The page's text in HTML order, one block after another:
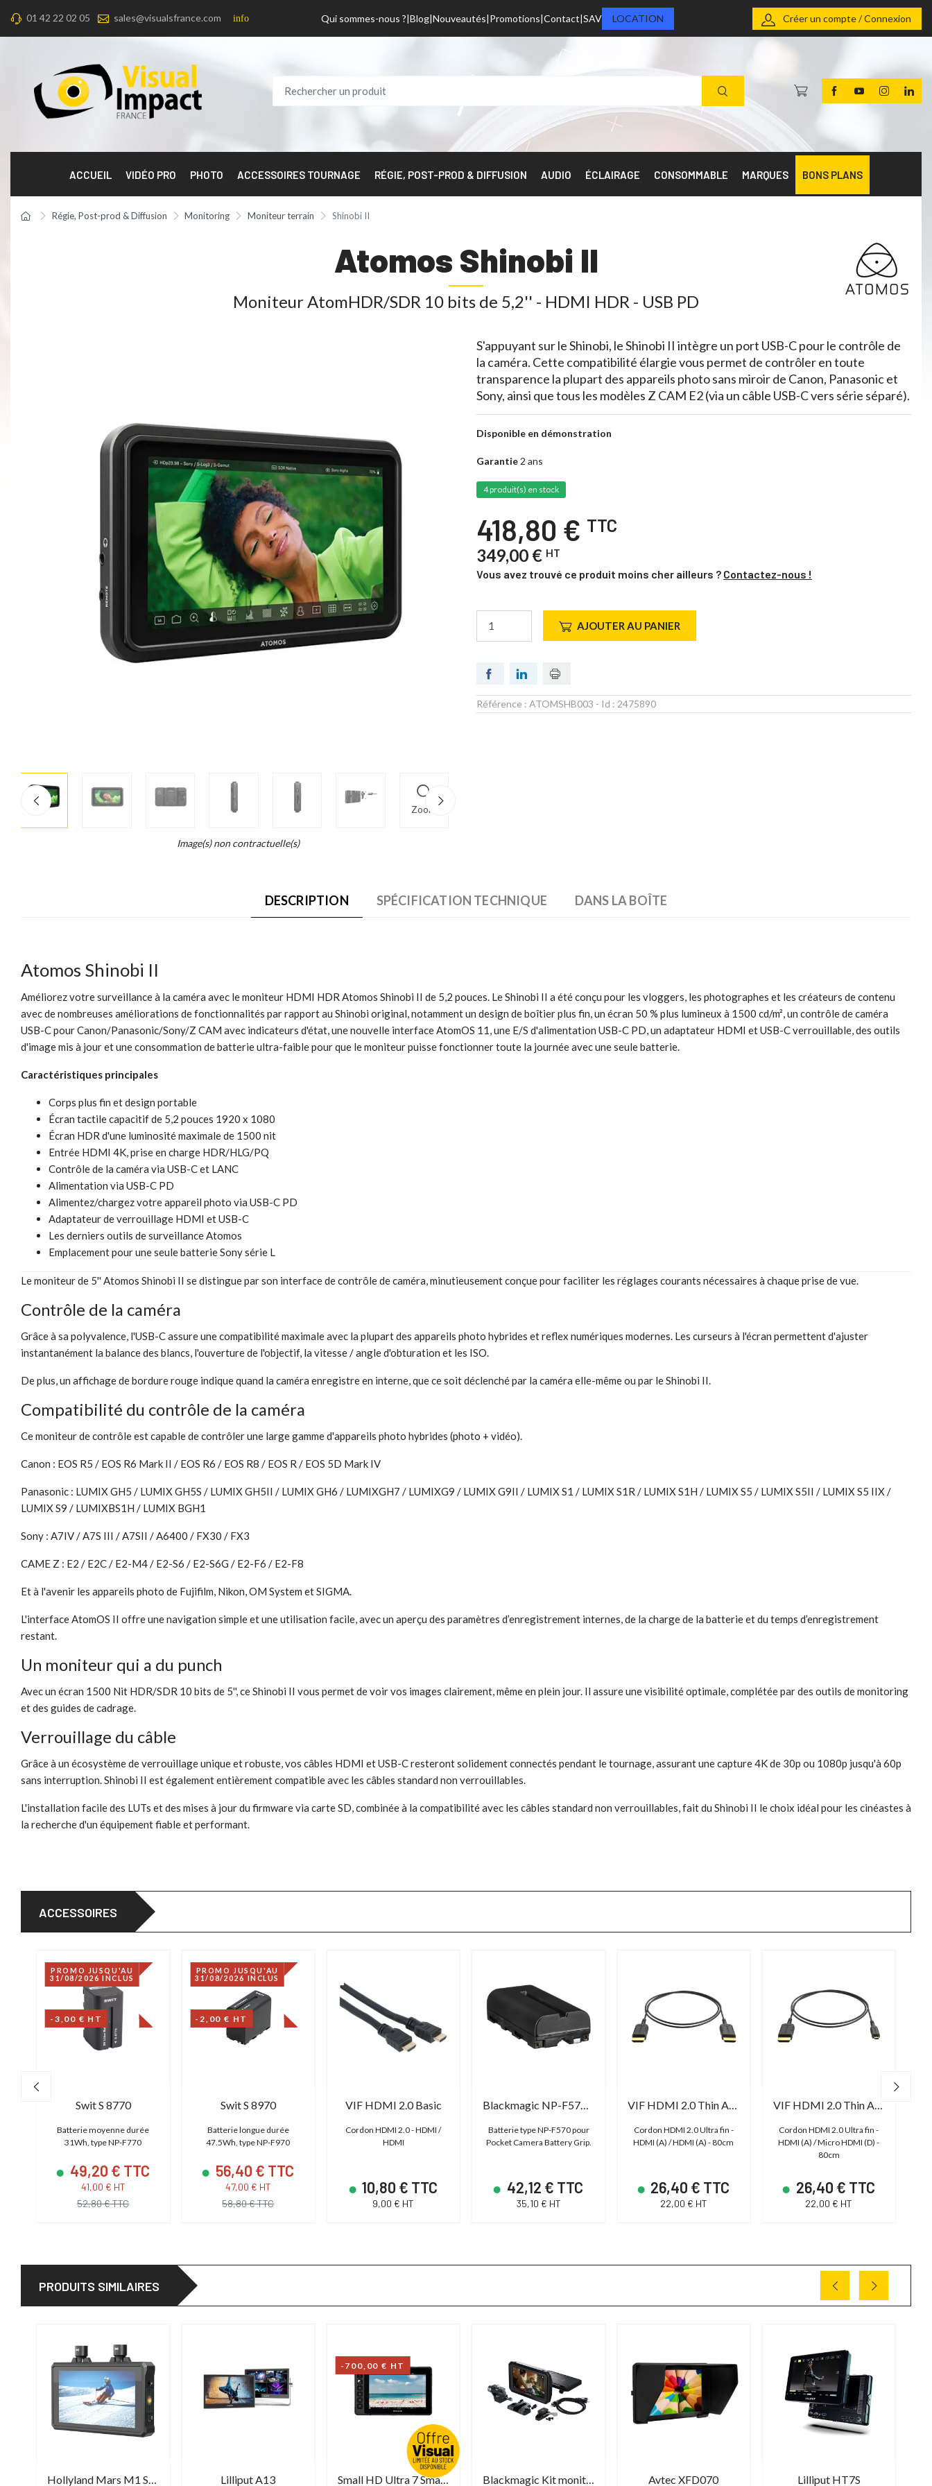
01 42 22 02 05 sales@visualsfrance.com info Qui sommes-nous ? Blog Nouveautés Promotions Contact SAV LOCATION Créer un compte / Connexion
ACCUEIL VIDÉO PRO PHOTO ACCESSOIRES TOURNAGE RÉGIE, POST-PROD & DIFFUSION AUDIO ÉCLAIRAGE CONSOMMABLE MARQUES BONS PLANS
Régie, Post-prod & Diffusion Monitoring Moniteur terrain Shinobi II
Atomos Shinobi II
Moniteur AtomHDR/SDR 10 bits de 5,2'' - HDMI HDR - USB PD
Zoom
More
info
Image(s) non contractuelle(s)
S'appuyant sur le Shinobi, le Shinobi II intègre un port USB-C pour le contrôle de
la caméra. Cette compatibilité élargie vous permet de contrôler en toute
transparence la plupart des appareils photo sans miroir de Canon, Panasonic et
Sony, ainsi que tous les modèles Z CAM E2 (via un câble USB-C vers série séparé).
Disponible en démonstration
Garantie 2 ans
4 produit(s) en stock
418,80 € TTC
349,00 € HT
Vous avez trouvé ce produit moins cher ailleurs ? Contactez-nous !
AJOUTER AU PANIER
Référence : ATOMSHB003 - Id : 2475890
DESCRIPTION SPÉCIFICATION TECHNIQUE DANS LA BOÎTE
Atomos Shinobi II
Améliorez votre surveillance à la caméra avec le moniteur HDMI HDR Atomos Shinobi II de 5,2 pouces. Le Shinobi II a été conçu pour les vloggers, les photographes et les créateurs de contenu
avec de nombreuses améliorations de fonctionnalités par rapport au Shinobi original, notamment un design de boîtier plus fin, un écran 50 % plus lumineux à 1500 cd/m², un contrôle de caméra
USB-C pour Canon/Panasonic/Sony/Z CAM avec indicateurs d'état, une nouvelle interface AtomOS 11, une E/S d'alimentation USB-C PD, un adaptateur HDMI et USB-C verrouillable, des outils
d'image mis à jour et une consommation de batterie ultra-faible pour que le moniteur puisse fonctionner toute la journée avec une seule batterie.
Caractéristiques principales
Corps plus fin et design portable
Écran tactile capacitif de 5,2 pouces 1920 x 1080
Écran HDR d'une luminosité maximale de 1500 nit
Entrée HDMI 4K, prise en charge HDR/HLG/PQ
Contrôle de la caméra via USB-C et LANC
Alimentation via USB-C PD
Alimentez/chargez votre appareil photo via USB-C PD
Adaptateur de verrouillage HDMI et USB-C
Les derniers outils de surveillance Atomos
Emplacement pour une seule batterie Sony série L
Le moniteur de 5'' Atomos Shinobi II se distingue par son interface de contrôle de caméra, minutieusement conçue pour faciliter les réglages courants nécessaires à chaque prise de vue.
Contrôle de la caméra
Grâce à sa polyvalence, l'USB-C assure une compatibilité maximale avec la plupart des appareils photo hybrides et reflex numériques modernes. Les curseurs à l'écran permettent d'ajuster
instantanément la balance des blancs, l'ouverture de l'objectif, la vitesse / angle d'obturation et les ISO.
De plus, un affichage de bordure rouge indique quand la caméra enregistre en interne, que ce soit déclenché par la caméra elle-même ou par le Shinobi II.
Compatibilité du contrôle de la caméra
Ce moniteur de contrôle est capable de contrôler une large gamme d'appareils photo hybrides (photo + vidéo).
Canon : EOS R5 / EOS R6 Mark II / EOS R6 / EOS R8 / EOS R / EOS 5D Mark IV
Panasonic : LUMIX GH5 / LUMIX GH5S / LUMIX GH5II / LUMIX GH6 / LUMIXGH7 / LUMIXG9 / LUMIX G9II / LUMIX S1 / LUMIX S1R / LUMIX S1H / LUMIX S5 / LUMIX S5II / LUMIX S5 IIX /
LUMIX S9 / LUMIXBS1H / LUMIX BGH1
Sony : A7IV / A7S III / A7SII / A6400 / FX30 / FX3
CAME Z : E2 / E2C / E2-M4 / E2-S6 / E2-S6G / E2-F6 / E2-F8
Et à l'avenir les appareils photo de Fujifilm, Nikon, OM System et SIGMA.
L'interface AtomOS II offre une navigation simple et une utilisation facile, avec un aperçu des paramètres d’enregistrement internes, de la charge de la batterie et du temps d’enregistrement
restant.
Un moniteur qui a du punch
Avec un écran 1500 Nit HDR/SDR 10 bits de 5'', ce Shinobi II vous permet de voir vos images clairement, même en plein jour. Il assure une visibilité optimale, complétée par des outils de monitoring
et des guides de cadrage.
Verrouillage du câble
Grâce à un écosystème de verrouillage unique et robuste, vos câbles HDMI et USB-C resteront solidement connectés pendant le tournage, assurant une capture 4K de 30p ou 1080p jusqu'à 60p
sans interruption. Shinobi II est également entièrement compatible avec les câbles standard non verrouillables.
L'installation facile des LUTs et des mises à jour du firmware via carte SD, combinée à la compatibilité avec les câbles standard non verrouillables, fait du Shinobi II le choix idéal pour les cinéastes à
la recherche d'un équipement fiable et performant.
ACCESSOIRES
PROMO JUSQU'AU
31/08/2026 INCLUS
-3,00 € HT
Swit S 8770
Batterie moyenne durée
31Wh, type NP-F770
49,20 € TTC
41,00 € HT
52,80 € TTC
PROMO JUSQU'AU
31/08/2026 INCLUS
-2,00 € HT
Swit S 8970
Batterie longue durée
47.5Wh, type NP-F970
56,40 € TTC
47,00 € HT
58,80 € TTC
VIF HDMI 2.0 Basic
Cordon HDMI 2.0 - HDMI /
HDMI
10,80 € TTC
9,00 € HT
Blackmagic NP-F570 Battery
Batterie type NP-F570 pour
Pocket Camera Battery Grip.
42,12 € TTC
35,10 € HT
VIF HDMI 2.0 Thin AA08
Cordon HDMI 2.0 Ultra fin -
HDMI (A) / HDMI (A) - 80cm
26,40 € TTC
22,00 € HT
VIF HDMI 2.0 Thin AD08
Cordon HDMI 2.0 Ultra fin -
HDMI (A) / Micro HDMI (D) -
80cm
26,40 € TTC
22,00 € HT
PRODUITS SIMILAIRES
Lilliput A13
-700,00 € HT
Small HD Ultra 7 Small HD Blackmagic Kit moniteur Pyxis Avtec XFD070 Lilliput HT7S